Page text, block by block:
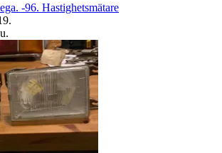
-96. Hastighetsmätare
.
.